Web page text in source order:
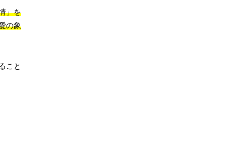
」を
の象
こと